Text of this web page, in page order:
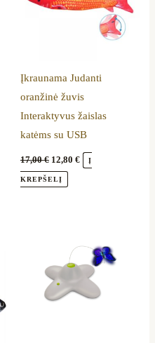
Įkraunama Judanti
oranžinė žuvis
Interaktyvus žaislas
katėms su USB
17,00€ 12,80 € Į
KREPŠELĮ